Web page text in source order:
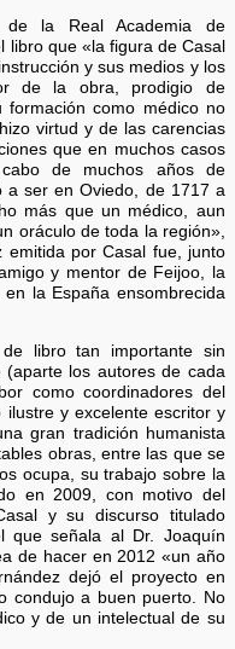
de la Real Academia de
libro que «la figura de Casal
y sus medios y los
de la obra, prodigio de
formación como médico no
virtud y de las carencias
que en muchos casos
de muchos años de
a ser en Oviedo, de 1717 a
más que un médico, aun
oráculo de toda la región»,
por Casal fue, junto
y mentor de Feijoo, la
la España ensombrecida
libro tan importante sin
los autores de cada
como coordinadores del
y excelente escritor y
gran tradición humanista
obras, entre las que se
ocupa, su trabajo sobre la
en 2009, con motivo del
y su discurso titulado
que señala al Dr. Joaquín
de hacer en 2012 «un año
dejó el proyecto en
condujo a buen puerto. No
y de un intelectual de su